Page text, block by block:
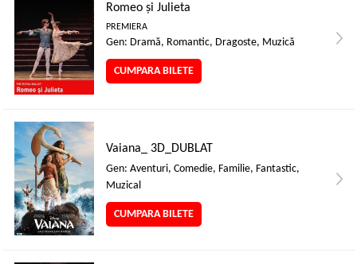
Romeo și Julieta
PREMIERA
Gen: Dramă, Romantic, Dragoste, Muzică
CUMPARA BILETE
Vaiana_ 3D_DUBLAT
Gen: Aventuri, Comedie, Familie, Fantastic,
Muzical
CUMPARA BILETE